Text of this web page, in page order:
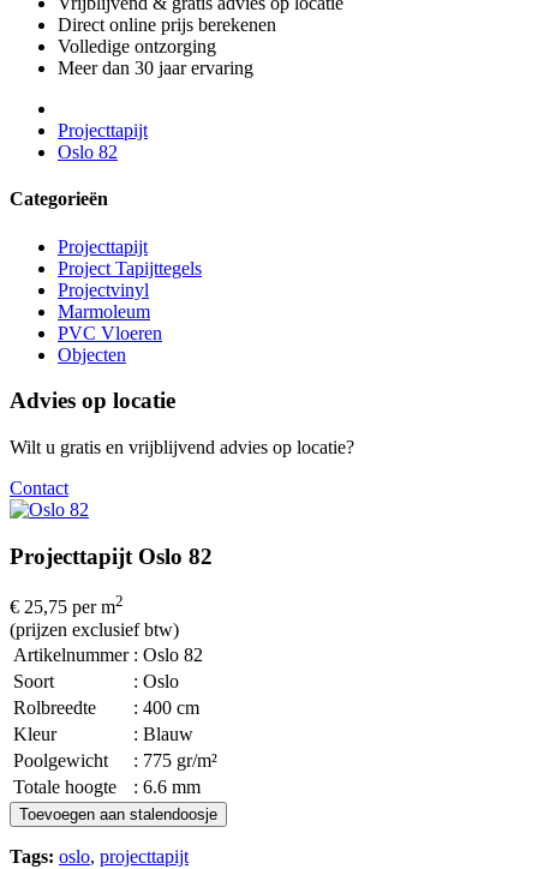
Direct online prijs berekenen
Volledige ontzorging
Meer dan 30 jaar ervaring
Projecttapijt
Oslo 82
Categorieën
Projecttapijt
Project Tapijttegels
Projectvinyl
Marmoleum
PVC Vloeren
Objecten
Advies op locatie
Wilt u gratis en vrijblijvend advies op locatie?
Contact
Projecttapijt Oslo 82
€ 25,75 per m2
(prijzen exclusief btw)
Artikelnummer : Oslo 82
Soort
: Oslo
Rolbreedte
: 400 cm
Kleur
: Blauw
Poolgewicht
: 775 gr/m²
Totale hoogte
: 6.6 mm
Toevoegen aan stalendoosje
Tags: oslo, projecttapijt